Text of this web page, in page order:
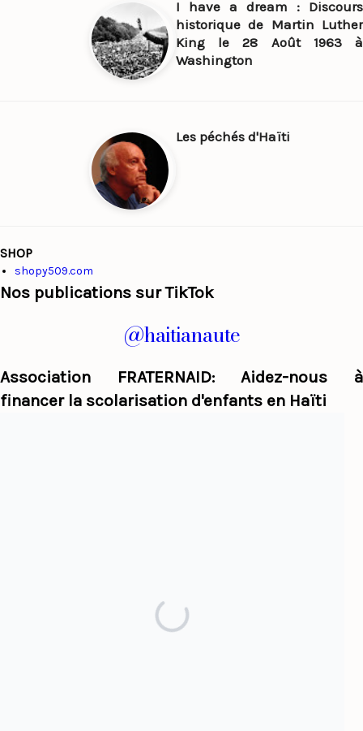
I have a dream : Discours
historique de Martin Luther
King le 28 Août 1963 à
Washington
Les péchés d'Haïti
SHOP
shopy509.com
Nos publications sur TikTok
@haitianaute
Association FRATERNAID: Aidez-nous à
financer la scolarisation d'enfants en Haïti